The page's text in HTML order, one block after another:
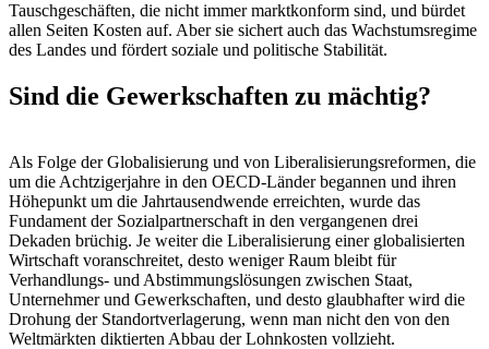
Tauschgeschäften, die nicht immer marktkonform sind, und bürdet
allen Seiten Kosten auf. Aber sie sichert auch das Wachstumsregime
des Landes und fördert soziale und politische Stabilität.
Sind die Gewerkschaften zu mächtig?
Als Folge der Globalisierung und von Liberalisierungsreformen, die
um die Achtzigerjahre in den OECD-Länder begannen und ihren
Höhepunkt um die Jahrtausendwende erreichten, wurde das
Fundament der Sozialpartnerschaft in den vergangenen drei
Dekaden brüchig. Je weiter die Liberalisierung einer globalisierten
Wirtschaft voranschreitet, desto weniger Raum bleibt für
Verhandlungs- und Abstimmungslösungen zwischen Staat,
Unternehmer und Gewerkschaften, und desto glaubhafter wird die
Drohung der Standortverlagerung, wenn man nicht den von den
Weltmärkten diktierten Abbau der Lohnkosten vollzieht.